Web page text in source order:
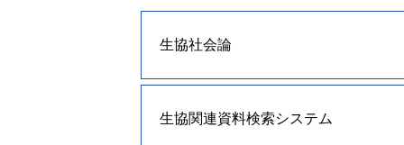
生協社会論
生協関連資料検索システム